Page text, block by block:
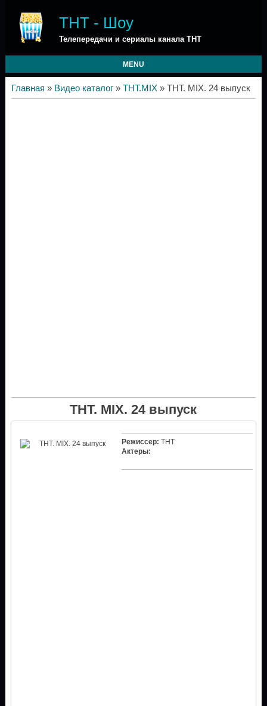
ТНТ - Шоу
Телепередачи и сериалы канала ТНТ
MENU
Главная » Видео каталог» ТНТ.MIX» ТНТ. MIX. 24 выпуск
ТНТ. MIX. 24 выпуск
Режиссер: ТНТ
Актеры: